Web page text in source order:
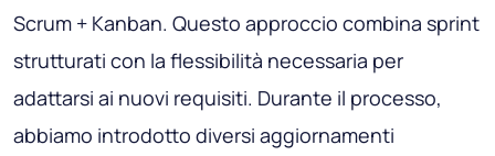
Scrum + Kanban. Questo approccio combina sprint
strutturati con la flessibilità necessaria per
adattarsi ai nuovi requisiti. Durante il processo,
abbiamo introdotto diversi aggiornamenti